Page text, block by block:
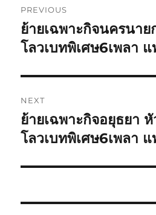
navigation
PREVIOUS
Previous
post:
ย้ายเฉพาะกิจนครนา
โลวเบทพิเศษ6เพลา
NEXT
Next
post:
ย้ายเฉพาะกิจอยุธยา
โลวเบทพิเศษ6เพลา